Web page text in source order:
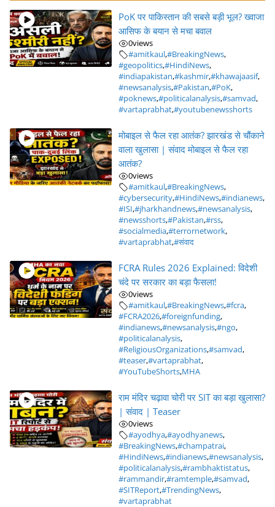
PoK पर पाकिस्तान की सबसे बड़ी भूल? ख्वाजा
आसिफ के बयान से मचा बवाल
0views
#amitkaul,#BreakingNews,
#geopolitics,#HindiNews,
#indiapakistan,#kashmir,#khawajaasif,
#newsanalysis,#Pakistan,#PoK,
#poknews,#politicalanalysis,#samvad,
#vartaprabhat,#youtubenewsshorts
मोबाइल से फैल रहा आतंक? झारखंड से चौंकाने
वाला खुलासा | संवाद मोबाइल से फैल रहा
आतंक?
0views
#amitkaul,#BreakingNews,
#cybersecurity,#HindiNews,#indianews,
#ISI,#jharkhandnews,#newsanalysis,
#newsshorts,#Pakistan,#rss,
#socialmedia,#terrornetwork,
#vartaprabhat,#संवाद
FCRA Rules 2026 Explained: विदेशी
चंदे पर सरकार का बड़ा फैसला!
0views
#amitkaul,#BreakingNews,#fcra,
#FCRA2026,#foreignfunding,
#indianews,#newsanalysis,#ngo,
#politicalanalysis,
#ReligiousOrganizations,#samvad,
#teaser,#vartaprabhat,
#YouTubeShorts,MHA
राम मंदिर चढ़ावा चोरी पर SIT का बड़ा खुलासा?
| संवाद | Teaser
0views
#ayodhya,#ayodhyanews,
#BreakingNews,#champatrai,
#HindiNews,#indianews,#newsanalysis,
#politicalanalysis,#rambhaktistatus,
#rammandir,#ramtemple,#samvad,
#SITReport,#TrendingNews,
#vartaprabhat